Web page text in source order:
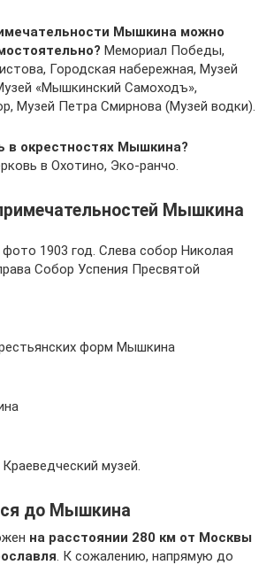
Мышкина можно
Мемориал Победы,
Городская набережная, Музей
«Мышкинский Самоходъ»,
Музей Петра Смирнова (Музей водки).
в окрестностях Мышкина?
в Охотино, Эко-ранчо.
Мышкина
1903 год. Слева собор Николая
Собор Успения Пресвятой
форм Мышкина
музей.
до Мышкина
на расстоянии 280 км от Москвы
. К сожалению, напрямую до